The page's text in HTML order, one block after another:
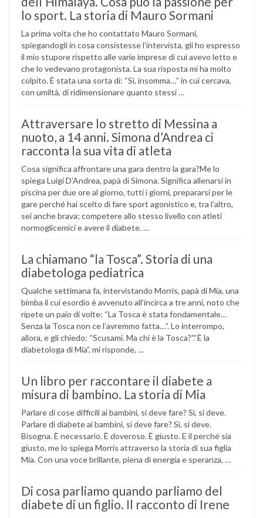
lo sport. La storia di Mauro Sormani
La prima volta che ho contattato Mauro Sormani,
spiegandogli in cosa consistesse l’intervista, gli ho espresso
il mio stupore rispetto alle varie imprese di cui avevo letto e
che lo vedevano protagonista. La sua risposta mi ha molto
colpito. È stata una sorta di: “Sì, insomma…” in cui cercava,
con umiltà, di ridimensionare quanto stessi …
Attraversare lo stretto di Messina a
nuoto, a 14 anni. Simona d’Andrea ci
racconta la sua vita di atleta
Cosa significa affrontare una gara dentro la gara?Me lo
spiega Luigi D’Andrea, papà di Simona. Significa allenarsi in
piscina per due ore al giorno, tutti i giorni, prepararsi per le
gare perché hai scelto di fare sport agonistico e, tra l’altro,
sei anche brava; competere allo stesso livello con atleti
normoglicemici e avere il diabete. …
La chiamano “la Tosca”. Storia di una
diabetologa pediatrica
Qualche settimana fa, intervistando Morris, papà di Mia, una
bimba il cui esordio è avvenuto all’incirca a tre anni, noto che
ripete un paio di volte: “La Tosca è stata fondamentale…
Senza la Tosca non ce l’avremmo fatta…”. Lo interrompo,
allora, e gli chiedo: “Scusami. Ma chi è la Tosca?”.“È la
diabetologa di Mia”, mi risponde, …
Un libro per raccontare il diabete a
misura di bambino. La storia di Mia
Parlare di cose difficili ai bambini, si deve fare? Sì, si deve.
Parlare di diabete ai bambini, si deve fare? Sì, si deve.
Bisogna. È necessario. È doveroso. È giusto. E il perché sia
giusto, me lo spiega Morris attraverso la storia di sua figlia
Mia. Con una voce brillante, piena di energia e speranza, …
Di cosa parliamo quando parliamo del
diabete di un figlio. Il racconto di Irene